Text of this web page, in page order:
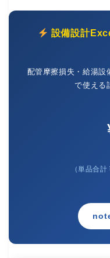
設備設計
配管摩擦損失・給湯設
で使える
（単品合